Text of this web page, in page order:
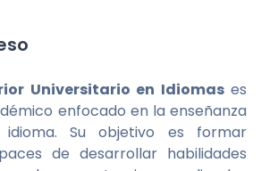
Universitario en Idiomases
enfocado en la enseñanza
Su objetivo es formar
de desarrollar habilidades